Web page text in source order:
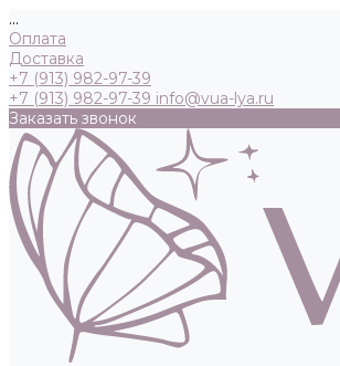
...
Оплата
Доставка
+7 (913) 982-97-39
+7 (913) 982-97-39 info@vua-lya.ru
Заказать звонок